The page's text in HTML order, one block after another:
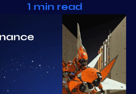
1 min read